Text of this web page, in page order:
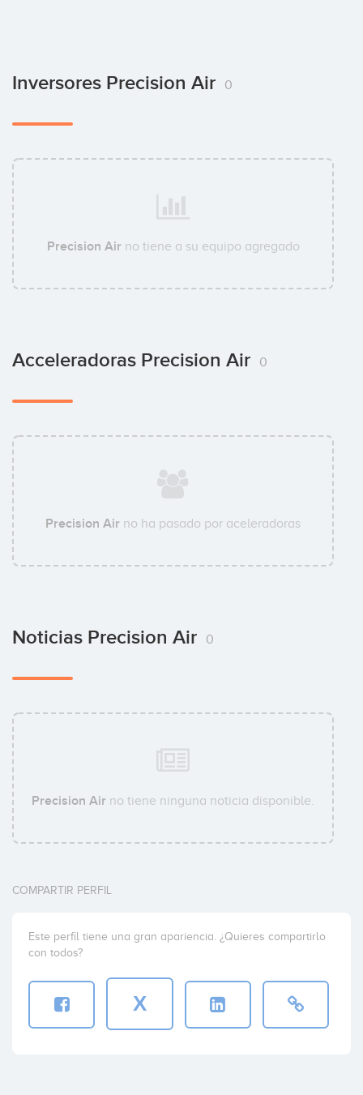
Inversores Precision Air 0
Precision Air no tiene a su equipo agregado
Acceleradoras Precision Air 0
Precision Air no ha pasado por aceleradoras
Noticias Precision Air 0
Precision Air no tiene ninguna noticia disponible.
COMPARTIR PERFIL
Este perfil tiene una gran apariencia. ¿Quieres compartirlo
con todos?
X